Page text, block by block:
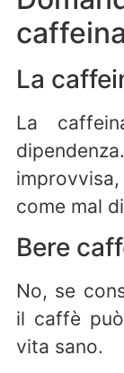
caffeina
La
La
come mal
Bere
No, se
il caffè
vita sano.